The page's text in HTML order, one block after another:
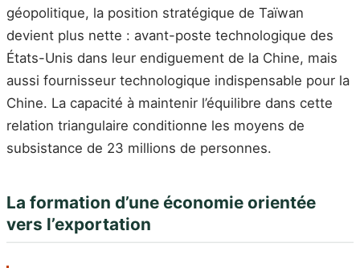
géopolitique, la position stratégique de Taïwan
devient plus nette : avant-poste technologique des
États-Unis dans leur endiguement de la Chine, mais
aussi fournisseur technologique indispensable pour la
Chine. La capacité à maintenir l’équilibre dans cette
relation triangulaire conditionne les moyens de
subsistance de 23 millions de personnes.
La formation d’une économie orientée
vers l’exportation